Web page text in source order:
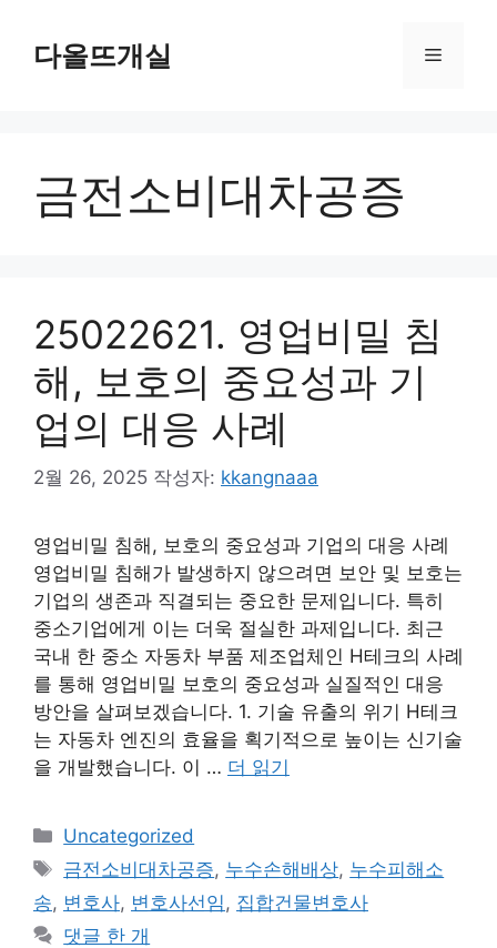
다올뜨개실 메
금전소비대차공증
25022621. 영업비밀 침
해, 보호의 중요성과 기
업의 대응 사례
2월 26, 2025 작성자: kkangnaaa
영업비밀 침해, 보호의 중요성과 기업의 대응 사례
영업비밀 침해가 발생하지 않으려면 보안 및 보호는
기업의 생존과 직결되는 중요한 문제입니다. 특히
중소기업에게 이는 더욱 절실한 과제입니다. 최근
국내 한 중소 자동차 부품 제조업체인 H테크의 사례
를 통해 영업비밀 보호의 중요성과 실질적인 대응
방안을 살펴보겠습니다. 1. 기술 유출의 위기 H테크
는 자동차 엔진의 효율을 획기적으로 높이는 신기술
을 개발했습니다. 이 … 더 읽기
카
테
고
리
Uncategorized
태
그
금전소비대차공증, 누수손해배상, 누수피해소
송, 변호사, 변호사선임 , 집합건물변호사
댓글 한 개